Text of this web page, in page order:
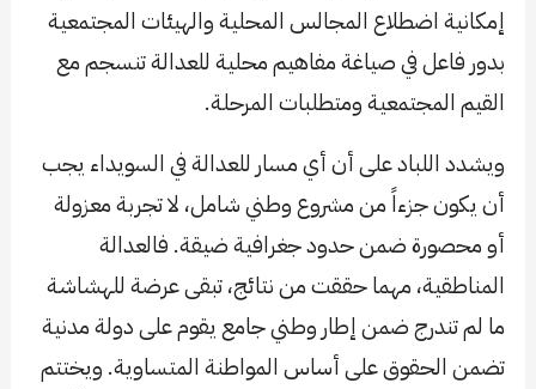
إمكانية اضطلاع المجالس المحلية والهيئات المجتمعية
بدور فاعل في صياغة مفاهيم محلية للعدالة تنسجم مع
القيم المجتمعية ومتطلبات المرحلة.
ويشدد اللباد على أن أي مسار للعدالة في السويداء يجب
أن يكون جزءاً من مشروع وطني شامل، لا تجربة معزولة
أو محصورة ضمن حدود جغرافية ضيقة. فالعدالة
المناطقية، مهما حققت من نتائج، تبقى عرضة للهشاشة
ما لم تندرج ضمن إطار وطني جامع يقوم على دولة مدنية
تضمن الحقوق على أساس المواطنة المتساوية. ويختتم